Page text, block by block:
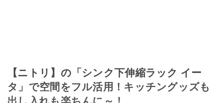
【ニトリ】の「シンク下伸縮ラック イー
タ」で空間をフル活用！キッチングッズも